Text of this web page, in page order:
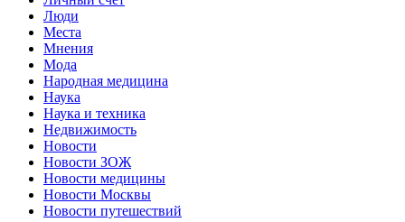
Люди
Места
Мнения
Мода
Народная медицина
Наука
Наука и техника
Недвижимость
Новости
Новости ЗОЖ
Новости медицины
Новости Москвы
Новости путешествий